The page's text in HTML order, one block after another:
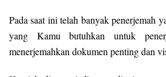
Pada saat ini telah banyak penerjemah
yang Kamu butuhkan untuk
menerjemahkan dokumen penting dan